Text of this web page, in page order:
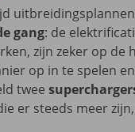
gang: de
zijn zeker op de
op in te spelen
twee
er steeds meer